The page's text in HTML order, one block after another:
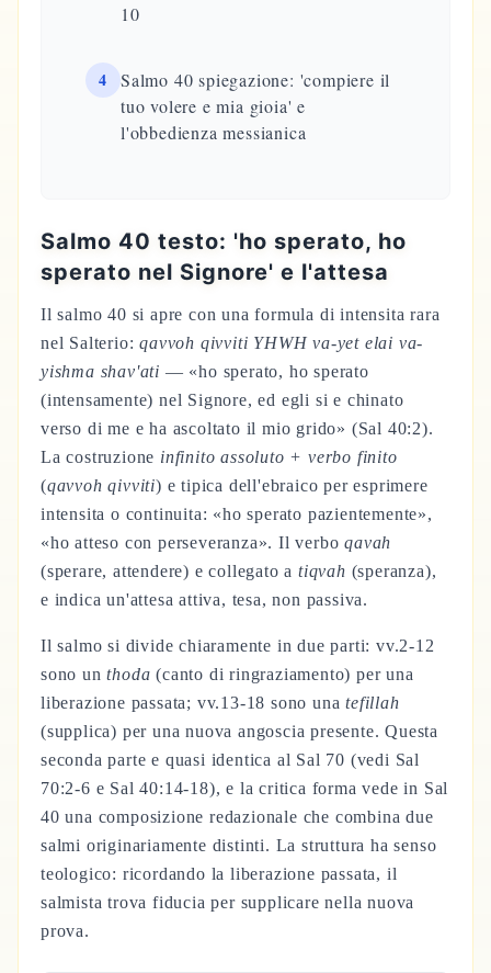
10
4
Salmo 40 spiegazione: 'compiere il
tuo volere e mia gioia' e
l'obbedienza messianica
Salmo 40 testo: 'ho sperato, ho
sperato nel Signore' e l'attesa
Il salmo 40 si apre con una formula di intensita rara
nel Salterio:qavvoh qivviti YHWH va-yet elai va-
yishma shav'ati — «ho sperato, ho sperato
(intensamente) nel Signore, ed egli si e chinato
verso di me e ha ascoltato il mio grido» (Sal 40:2).
La costruzione infinito assoluto + verbo finito
(qavvoh qivviti) e tipica dell'ebraico per esprimere
intensita o continuita: «ho sperato pazientemente»,
«ho atteso con perseveranza». Il verboqavah
(sperare, attendere) e collegato atiqvah (speranza),
e indica un'attesa attiva, tesa, non passiva.
Il salmo si divide chiaramente in due parti: vv.2-12
sono unthoda (canto di ringraziamento) per una
liberazione passata; vv.13-18 sono unatefillah
(supplica) per una nuova angoscia presente. Questa
seconda parte e quasi identica al Sal 70 (vedi Sal
70:2-6 e Sal 40:14-18), e la critica forma vede in Sal
40 una composizione redazionale che combina due
salmi originariamente distinti. La struttura ha senso
teologico: ricordando la liberazione passata, il
salmista trova fiducia per supplicare nella nuova
prova.